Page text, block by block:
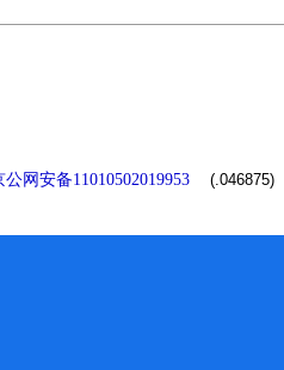
公网安备11010502019953 (.046875)